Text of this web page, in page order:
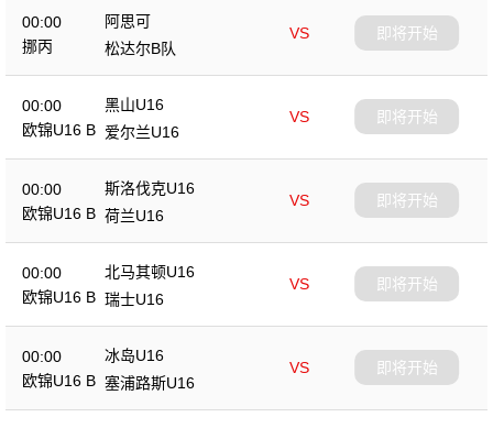
00:00
挪丙
阿思可
VS
松达尔B队
即将开始
00:00
欧锦U16 B
黑山U16
VS
爱尔兰U16
即将开始
00:00
欧锦U16 B
斯洛伐克U16
VS
荷兰U16
即将开始
00:00
欧锦U16 B
北马其顿U16
VS
瑞士U16
即将开始
00:00
欧锦U16 B
冰岛U16
VS
塞浦路斯U16
即将开始